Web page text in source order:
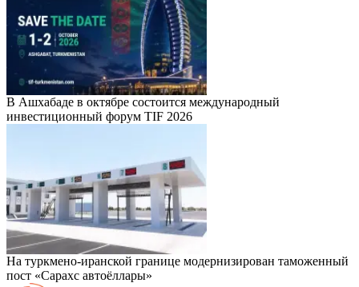
В Ашхабаде в октябре состоится международный
инвестиционный форум TIF 2026
На туркмено-иранской границе модернизирован таможенный
пост «Сарахс автоёллары»